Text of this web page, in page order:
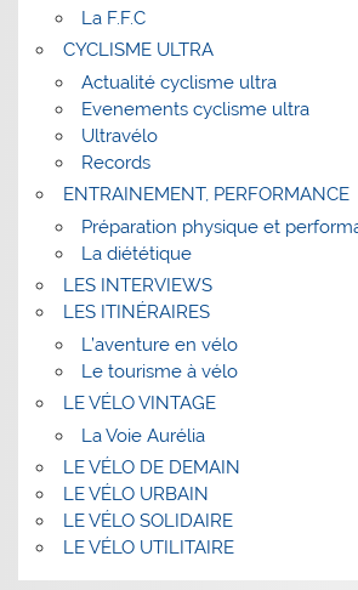
La F.F.C
CYCLISME ULTRA
Actualité cyclisme ultra
Evenements cyclisme ultra
Ultravélo
Records
ENTRAINEMENT, PERFORMANCE
Préparation physique et
La diététique
LES INTERVIEWS
LES ITINÉRAIRES
L’aventure en vélo
Le tourisme à vélo
LE VÉLO VINTAGE
La Voie Aurélia
LE VÉLO DE DEMAIN
LE VÉLO URBAIN
LE VÉLO SOLIDAIRE
LE VÉLO UTILITAIRE